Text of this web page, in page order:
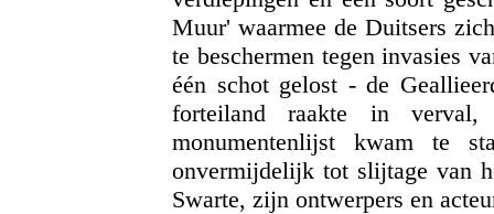
Muur' waarmee de Duitsers
te beschermen tegen invasies
één schot gelost - de
forteiland raakte in
monumentenlijst kwam te
onvermijdelijk tot slijtage van
Swarte, zijn ontwerpers en